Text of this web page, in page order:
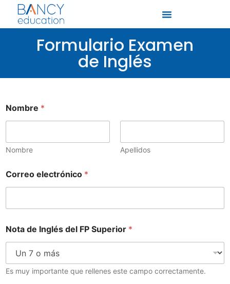
Formulario Examen
de Inglés
Nombre *
Nombre Apellidos
Correo electrónico *
n
g
é
s
Nota de Inglés del FP Superior *
Es muy importante que rellenes este campo correctamente.